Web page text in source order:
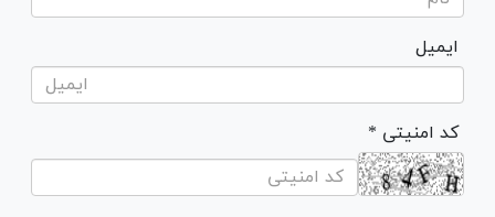
ایمیل
* کد امنیتی